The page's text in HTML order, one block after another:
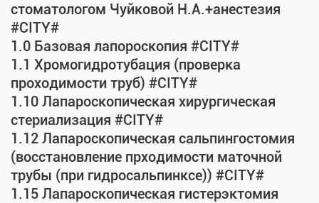
стоматологом Чуйковой Н.А.+анестезия
#CITY#
1.0 Базовая лапороскопия #CITY#
1.1 Хромогидротубация (проверка
проходимости труб) #CITY#
1.10 Лапароскопическая хирургическая
стериализация #CITY#
1.12 Лапароскопическая сальпингостомия
(восстановление прходимости маточной
трубы (при гидросальпинксе)) #CITY#
1.15 Лапароскопическая гистерэктомия